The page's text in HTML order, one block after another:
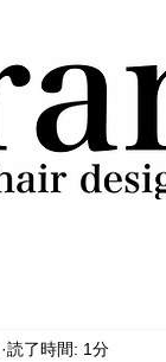
読了時間: 1分